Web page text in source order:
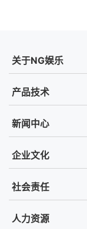
关于NG娱乐
产品技术
新闻中心
企业文化
社会责任
人力资源